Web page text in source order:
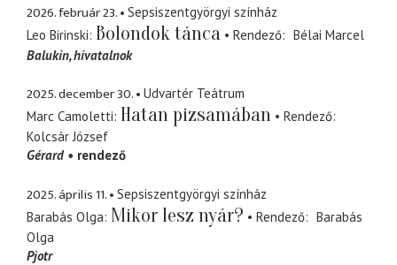
2026. február 23.
Sepsiszentgyörgyi színház
Leo Birinski Bolondok tánca Rendező
Bélai Marcel
Balukin hivatalnok
2025. december 30.
Udvartér Teátrum
Marc Camoletti Hatan pizsamában
Rendező
Kolcsár József
Gérard
rendező
2025. április 11.
Sepsiszentgyörgyi színház
Barabás Olga Mikor lesz nyár? Rendező
Barabás
Olga
Pjotr